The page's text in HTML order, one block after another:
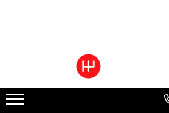
Ulei cutie automata
Filtre cutii automate